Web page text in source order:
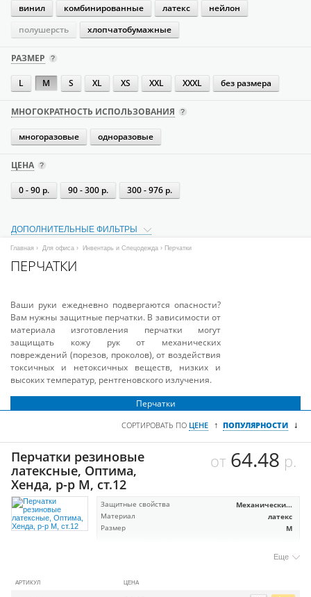
винил комбинированные латекс
нейлон
полушерсть
хлопчатобумажные
РАЗМЕР
L M S XL XS XXL XXXL без размера
МНОГОКРАТНОСТЬ ИСПОЛЬЗОВАНИЯ
многоразовые одноразовые
ЦЕНА
0 - 90 р. 90 - 300 р. 300 - 976 р.
ДОПОЛНИТЕЛЬНЫЕ ФИЛЬТРЫ
Главная › Для офиса › Инвентарь и Спецодежда › Перчатки
ПЕРЧАТКИ
Ваши руки ежедневно подвергаются опасности?
Вам нужны защитные перчатки. В зависимости от
материала изготовления перчатки могут
защищать кожу рук от механических
повреждений (порезов, проколов), от воздействия
токсичных и нетоксичных веществ, низких и
высоких температур, рентгеновского излучения.
Перчатки
СОРТИРОВАТЬ ПО ЦЕНЕ ↑ ПОПУЛЯРНОСТИ ↓
Перчатки резиновые
латексные, Оптима,
Хенда, р-р М, ст.12
от 64.48 р.
Защитные свойства Механически...
Материал латекс
Размер M
Еще
АРТИКУЛ ЦЕНА